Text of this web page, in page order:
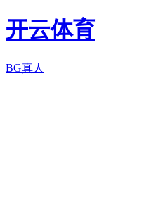
开云体育
BG真人